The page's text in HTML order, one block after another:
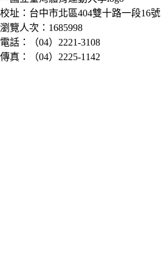
校址：台中市北區404雙十路一段16號
瀏覽人次：1685998
電話：（04）2221-3108
傳真：（04）2225-1142